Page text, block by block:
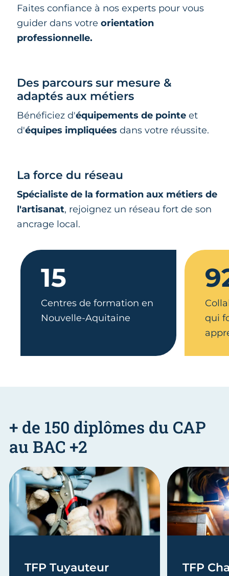
Faites confiance à nos experts pour vous
guider dans votre orientation
professionnelle.
Des parcours sur mesure &
adaptés aux métiers
Bénéficiez d'équipements de pointe et
d'équipes impliquées dans votre réussite.
La force du réseau
Spécialiste de la formation aux métiers de
l'artisanat, rejoignez un réseau fort de son
ancrage local.
15
Centres de formation en
Nouvelle-Aquitaine
qui
+ de 150 diplômes du CAP
au BAC +2
TFP Tuyauteur
TFP